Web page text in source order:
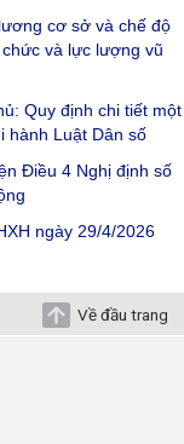
cơ sở và chế độ
và lực lượng vũ
Quy định chi tiết một
hành Luật Dân số
Điều 4 Nghị định số
ngày 29/4/2026
Về đầu trang